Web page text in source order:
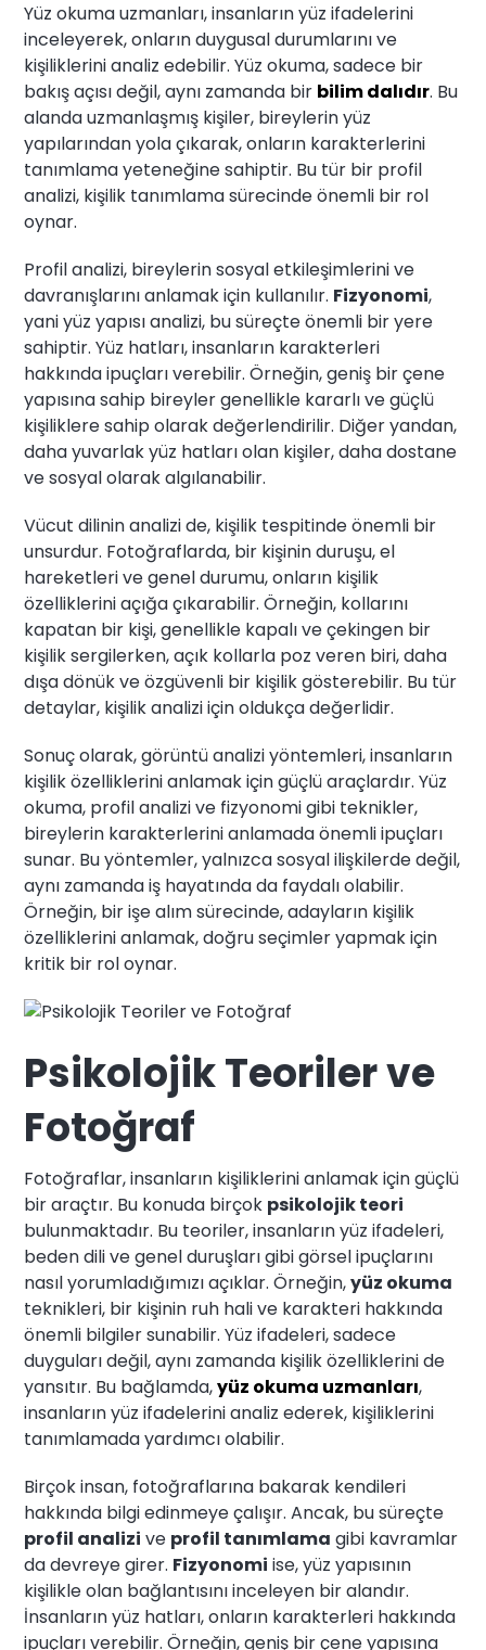
Yüz okuma uzmanları, insanların yüz ifadelerini
inceleyerek, onların duygusal durumlarını ve
kişiliklerini analiz edebilir. Yüz okuma, sadece bir
bakış açısı değil, aynı zamanda bir bilim dalıdır. Bu
alanda uzmanlaşmış kişiler, bireylerin yüz
yapılarından yola çıkarak, onların karakterlerini
tanımlama yeteneğine sahiptir. Bu tür bir profil
analizi, kişilik tanımlama sürecinde önemli bir rol
oynar.
Profil analizi, bireylerin sosyal etkileşimlerini ve
davranışlarını anlamak için kullanılır. Fizyonomi,
yani yüz yapısı analizi, bu süreçte önemli bir yere
sahiptir. Yüz hatları, insanların karakterleri
hakkında ipuçları verebilir. Örneğin, geniş bir çene
yapısına sahip bireyler genellikle kararlı ve güçlü
kişiliklere sahip olarak değerlendirilir. Diğer yandan,
daha yuvarlak yüz hatları olan kişiler, daha dostane
ve sosyal olarak algılanabilir.
Vücut dilinin analizi de, kişilik tespitinde önemli bir
unsurdur. Fotoğraflarda, bir kişinin duruşu, el
hareketleri ve genel durumu, onların kişilik
özelliklerini açığa çıkarabilir. Örneğin, kollarını
kapatan bir kişi, genellikle kapalı ve çekingen bir
kişilik sergilerken, açık kollarla poz veren biri, daha
dışa dönük ve özgüvenli bir kişilik gösterebilir. Bu tür
detaylar, kişilik analizi için oldukça değerlidir.
Sonuç olarak, görüntü analizi yöntemleri, insanların
kişilik özelliklerini anlamak için güçlü araçlardır. Yüz
okuma, profil analizi ve fizyonomi gibi teknikler,
bireylerin karakterlerini anlamada önemli ipuçları
sunar. Bu yöntemler, yalnızca sosyal ilişkilerde değil,
aynı zamanda iş hayatında da faydalı olabilir.
Örneğin, bir işe alım sürecinde, adayların kişilik
özelliklerini anlamak, doğru seçimler yapmak için
kritik bir rol oynar.
Psikolojik Teoriler ve
Fotoğraf
Fotoğraflar, insanların kişiliklerini anlamak için güçlü
bir araçtır. Bu konuda birçok psikolojik teori
bulunmaktadır. Bu teoriler, insanların yüz ifadeleri,
beden dili ve genel duruşları gibi görsel ipuçlarını
nasıl yorumladığımızı açıklar. Örneğin,yüz okuma
teknikleri, bir kişinin ruh hali ve karakteri hakkında
önemli bilgiler sunabilir. Yüz ifadeleri, sadece
duyguları değil, aynı zamanda kişilik özelliklerini de
yansıtır. Bu bağlamda,yüz okuma uzmanları,
insanların yüz ifadelerini analiz ederek, kişiliklerini
tanımlamada yardımcı olabilir.
Birçok insan, fotoğraflarına bakarak kendileri
hakkında bilgi edinmeye çalışır. Ancak, bu süreçte
profil analizi ve profil tanımlama gibi kavramlar
da devreye girer. Fizyonomi ise, yüz yapısının
kişilikle olan bağlantısını inceleyen bir alandır.
İnsanların yüz hatları, onların karakterleri hakkında
ipuçları verebilir. Örneğin, geniş bir çene yapısına